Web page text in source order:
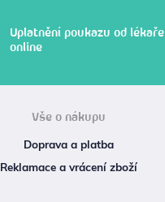
Uplatnění poukazu od lékaře
online
Vše o nákupu
Doprava a platba
Reklamace a vrácení zboží